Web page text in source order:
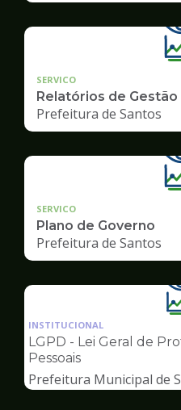
SERVICO
Relatórios de
Prefeitura de Santos
SERVICO
Plano de Governo
Prefeitura de Santos
INSTITUCIONAL
LGPD - Lei Geral de
Pessoais
Prefeitura Municipal de